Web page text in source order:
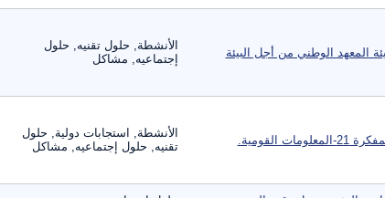
المعهد الوطني من أجل البيئة
الأنشطة, حلول تقنيه, حلول
إجتماعيه, مشاكل
21-المعلومات القومية.
الأنشطة, استجابات دولية, حلول
تقنيه, حلول إجتماعيه, مشاكل